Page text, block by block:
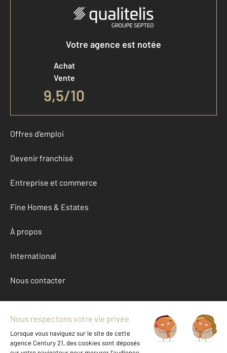
Votre agence est notée
Achat
Vente
9,5/10
Offres d'emploi
Devenir franchisé
Entreprise et commerce
Fine Homes & Estates
À propos
International
Nous contacter
Mentions légales & CGU et Barèmes d'honoraires
Données personnelles